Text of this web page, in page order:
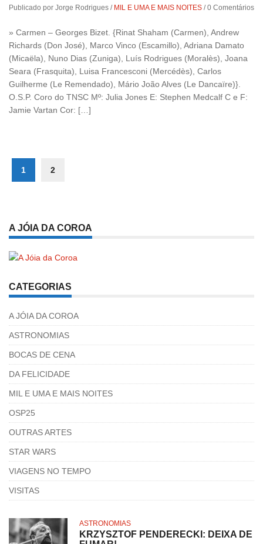
Publicado por Jorge Rodrigues / MIL E UMA E MAIS NOITES /0 Comentários
» Carmen – Georges Bizet. {Rinat Shaham (Carmen), Andrew
Richards (Don José), Marco Vinco (Escamillo), Adriana Damato
(Micaëla), Nuno Dias (Zuniga), Luís Rodrigues (Moralès), Joana
Seara (Frasquita), Luisa Francesconi (Mercédès), Carlos
Guilherme (Le Remendado), Mário João Alves (Le Dancaïre)}.
O.S.P. Coro do TNSC Mº: Julia Jones E: Stephen Medcalf C e F:
Jamie Vartan Cor: […]
1 2
A JÓIA DA COROA
CATEGORIAS
A JÓIA DA COROA
ASTRONOMIAS
BOCAS DE CENA
DA FELICIDADE
MIL E UMA E MAIS NOITES
OSP25
OUTRAS ARTES
STAR WARS
VIAGENS NO TEMPO
VISITAS
ASTRONOMIAS
KRZYSZTOF PENDERECKI: DEIXA DE